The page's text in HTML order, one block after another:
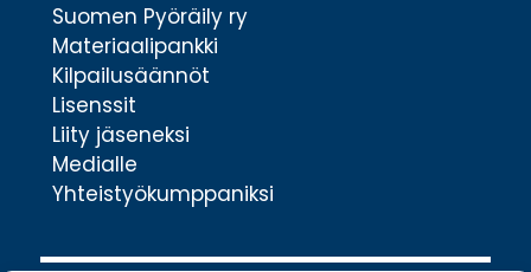
Suomen Pyöräily ry
Materiaalipankki
Kilpailusäännöt
Lisenssit
Liity jäseneksi
Medialle
Yhteistyökumppaniksi